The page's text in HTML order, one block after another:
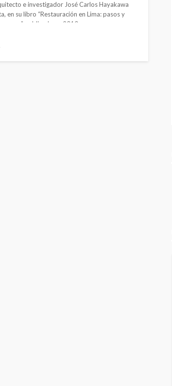
e investigador José Carlos Hayakawa
en su libro “Restauración en Lima: pasos y
publicado en 2010,...
El público como